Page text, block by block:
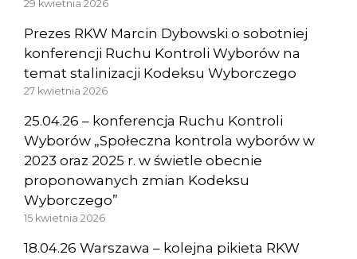
29 kwietnia 2026
Prezes RKW Marcin Dybowski o sobotniej
konferencji Ruchu Kontroli Wyborów na
temat stalinizacji Kodeksu Wyborczego
27 kwietnia 2026
25.04.26 – konferencja Ruchu Kontroli
Wyborów „Społeczna kontrola wyborów w
2023 oraz 2025 r. w świetle obecnie
proponowanych zmian Kodeksu
Wyborczego”
15 kwietnia 2026
18.04.26 Warszawa – kolejna pikieta RKW